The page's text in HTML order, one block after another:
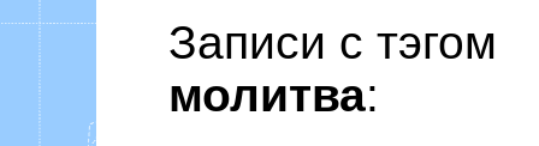
15.07.2014
Уоммака
Записи с тэгом
молитва: